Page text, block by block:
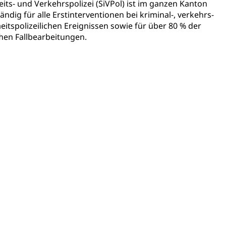
und Verkehrspolizei (SiVPol) ist im ganzen Kanton
für alle Erstinterventionen bei kriminal-, verkehrs-
Ereignissen sowie für über 80 % der
Fallbearbeitungen.
Tabakprävention, Primärprävention,
Krankenversicherung, Unfallversicherung,
Luzern)
(WAS Luzern)
Suchtkrankheit, Drogenabhängige,
erste Säule, zweite Säule, dritte Säule,